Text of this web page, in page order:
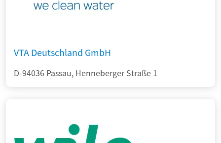
VTA Deutschland GmbH
D-94036 Passau, Henneberger Straße 1